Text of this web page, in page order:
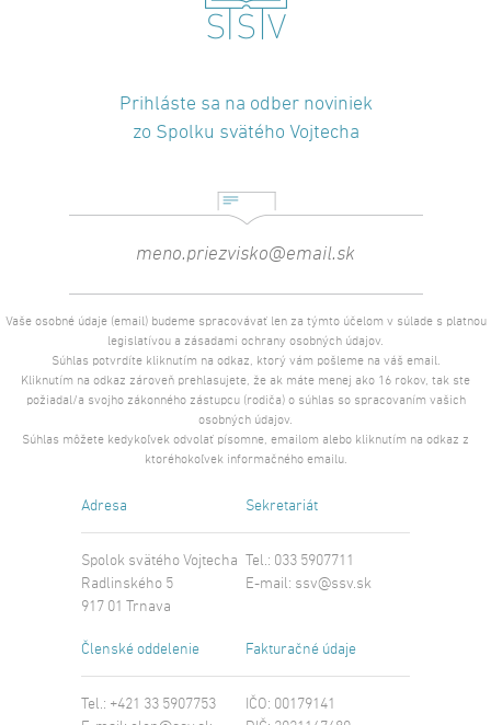
Prihláste sa na odber noviniek
zo Spolku svätého Vojtecha
Vaše osobné údaje (email) budeme spracovávať len za týmto účelom v súlade s platnou
legislatívou a zásadami ochrany osobných údajov.
Súhlas potvrdíte kliknutím na odkaz, ktorý vám pošleme na váš email.
Kliknutím na odkaz zároveň prehlasujete, že ak máte menej ako 16 rokov, tak ste
požiadal/a svojho zákonného zástupcu (rodiča) o súhlas so spracovaním vašich
osobných údajov.
Súhlas môžete kedykoľvek odvolať písomne, emailom alebo kliknutím na odkaz z
ktoréhokoľvek informačného emailu.
Adresa
Spolok svätého Vojtecha
Radlinského 5
917 01 Trnava
Sekretariát
Tel.: 033 5907711
E-mail: ssv@ssv.sk
Členské oddelenie
Tel.: +421 33 5907753
Fakturačné údaje
IČO: 00179141